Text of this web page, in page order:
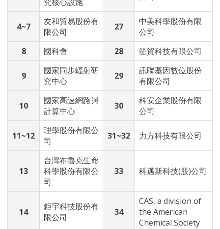
究核心設施
4~7
友和貿易股份有
限公司
27
中美科學股份有限
公司
8
國科會 28 笙貿科技有限公司
9
國家同步輻射研
究中心
29
訊聯基因數位股份
有限公司
10
國家高速網路與
計算中心
30
科安企業股份有限
公司
11~12
理學股份有限公
司
31~32 力方科技有限公司
13
台灣布魯克生命
科學股份有限公
司
33 科邁斯科技(股)公司
14
鉅宇科技股份有
限公司
34
CAS, a division of
the American
Chemical Society